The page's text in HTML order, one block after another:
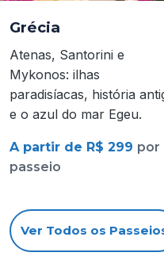
Grécia
Atenas, Santorini e
Mykonos: ilhas
paradisíacas, história
e o azul do mar Egeu.
A partir de R$ 299 por
passeio
Ver Todos os